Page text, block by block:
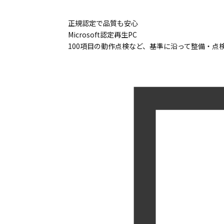
正規認定で品質も安心
Microsoft認定再生PC
100項目の動作点検など、基準に沿って整備・